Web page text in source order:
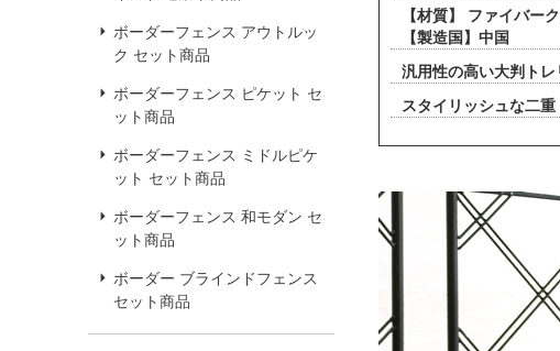
ボーダーフェンス アウトルッ
ク セット商品
ボーダーフェンス ピケット セ
ット商品
ボーダーフェンス ミドルピケ
ット セット商品
ボーダーフェンス 和モダン セ
ット商品
ボーダー ブラインドフェンス
セット商品
【材質】 ファイバ
【製造国】中国
汎用性の高い大判ト
スタイリッシュな二